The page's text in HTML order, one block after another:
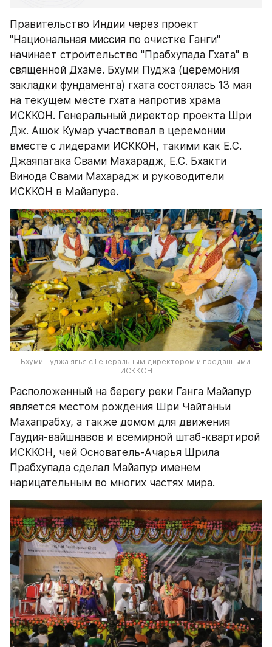
Правительство Индии через проект
"Национальная миссия по очистке Ганги"
начинает строительство "Прабхупада Гхата" в
священной Дхаме. Бхуми Пуджа (церемония
закладки фундамента) гхата состоялась 13 мая
на текущем месте гхата напротив храма
ИСККОН. Генеральный директор проекта Шри
Дж. Ашок Кумар участвовал в церемонии
вместе с лидерами ИСККОН, такими как Е.С.
Джаяпатака Свами Махарадж, Е.С. Бхакти
Винода Свами Махарадж и руководители
ИСККОН в Майапуре.
Бхуми Пуджа ягья с Генеральным директором и преданными
ИСККОН
Расположенный на берегу реки Ганга Майапур
является местом рождения Шри Чайтаньи
Махапрабху, а также домом для движения
Гаудия-вайшнавов и всемирной штаб-квартирой
ИСККОН, чей Основатель-Ачарья Шрила
Прабхупада сделал Майапур именем
нарицательным во многих частях мира.